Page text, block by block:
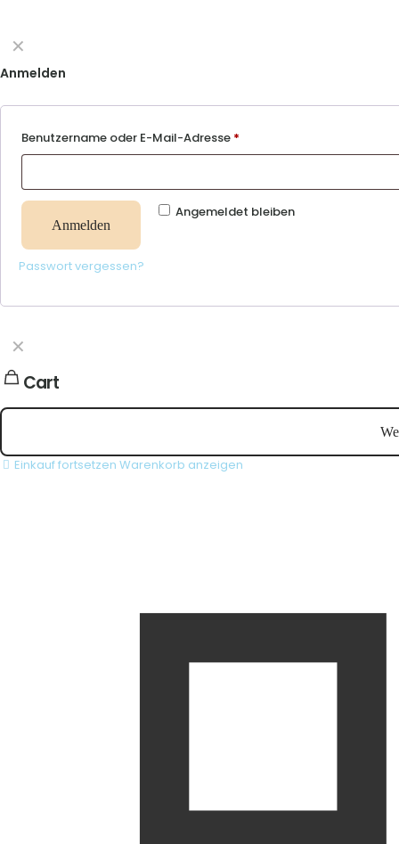
✕
Anmelden
Benutzername oder E-Mail-Adresse *
Angemeldet bleiben
Anmelden
Passwort vergessen?
✕
Cart
Einkauf fortsetzen Warenkorb anzeigen